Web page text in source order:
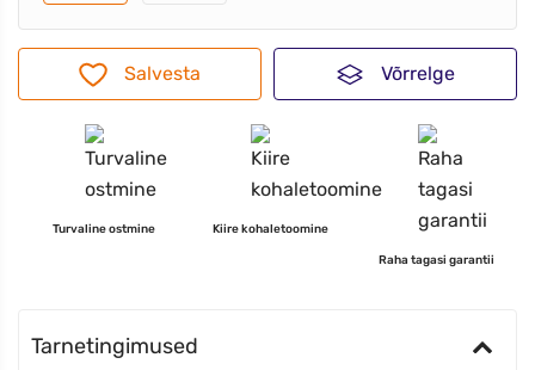
Salvesta Võrrelge
Turvaline ostmine Kiire kohaletoomine
Raha tagasi garantii
Tarnetingimused